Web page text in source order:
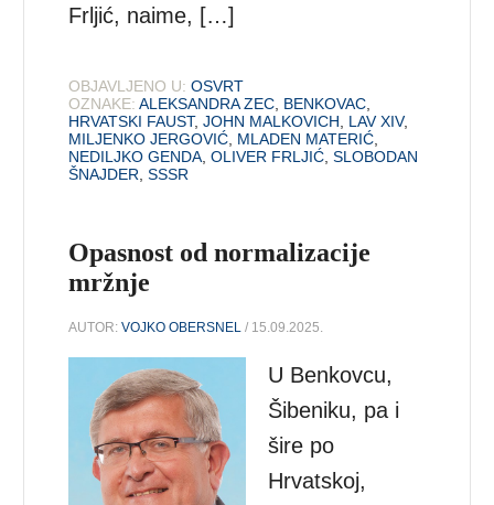
Frljić, naime, […]
OBJAVLJENO U: OSVRT
OZNAKE: ALEKSANDRA ZEC BENKOVAC
HRVATSKI FAUST,JOHN MALKOVICH LAV XIV,
MILJENKO JERGOVIĆ MLADEN MATERIĆ
NEDILJKO GENDA ,OLIVER FRLJIĆ ,SLOBODAN
ŠNAJDER ,SSSR
Opasnost od normalizacije
mržnje
AUTOR:VOJKO OBERSNEL / 15.09.2025.
U Benkovcu,
Šibeniku, pa i
šire po
Hrvatskoj,